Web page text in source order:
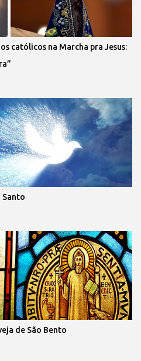
católicos na Marcha pra Jesus:
Santo
de São Bento